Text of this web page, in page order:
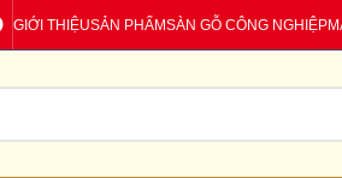
GIỚI THIỆUSẢN PHẨMSÀN GỖ CÔNG NGHIỆP